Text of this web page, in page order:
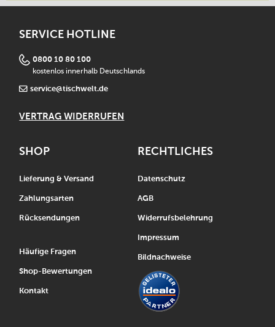
SERVICE HOTLINE
0800 10 80 100
kostenlos innerhalb Deutschlands
service@tischwelt.de
VERTRAG WIDERRUFEN
SHOP
Lieferung & Versand
Zahlungsarten
Rücksendungen
Häufige Fragen
Shop-Bewertungen
Kontakt
RECHTLICHES
Datenschutz
AGB
Widerrufsbelehrung
Impressum
Bildnachweise